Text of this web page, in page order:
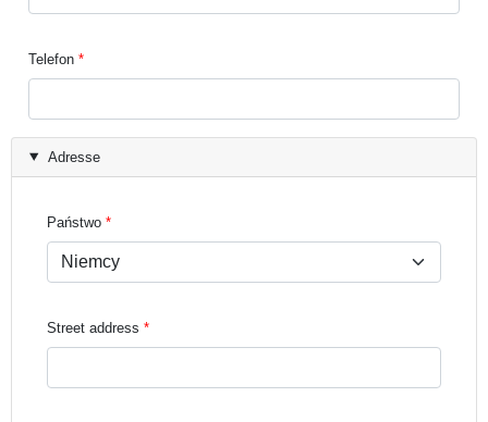
Telefon
Adresse
Państwo
Street address